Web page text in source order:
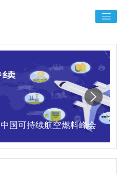
国可持续航空燃料峰会